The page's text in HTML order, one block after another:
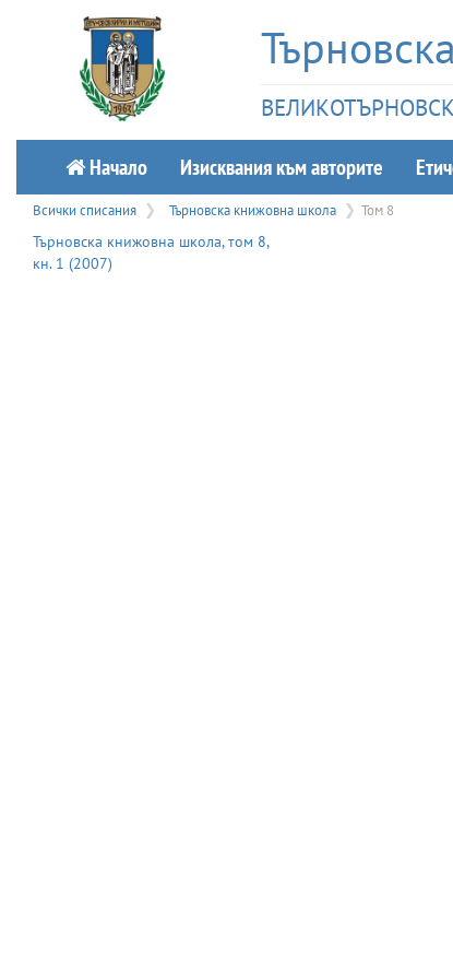
Начало Изисквания към авторите
Всички списания Търновска книжовна школа Том 8
Търновска книжовна школа, том 8,
кн. 1 (2007)